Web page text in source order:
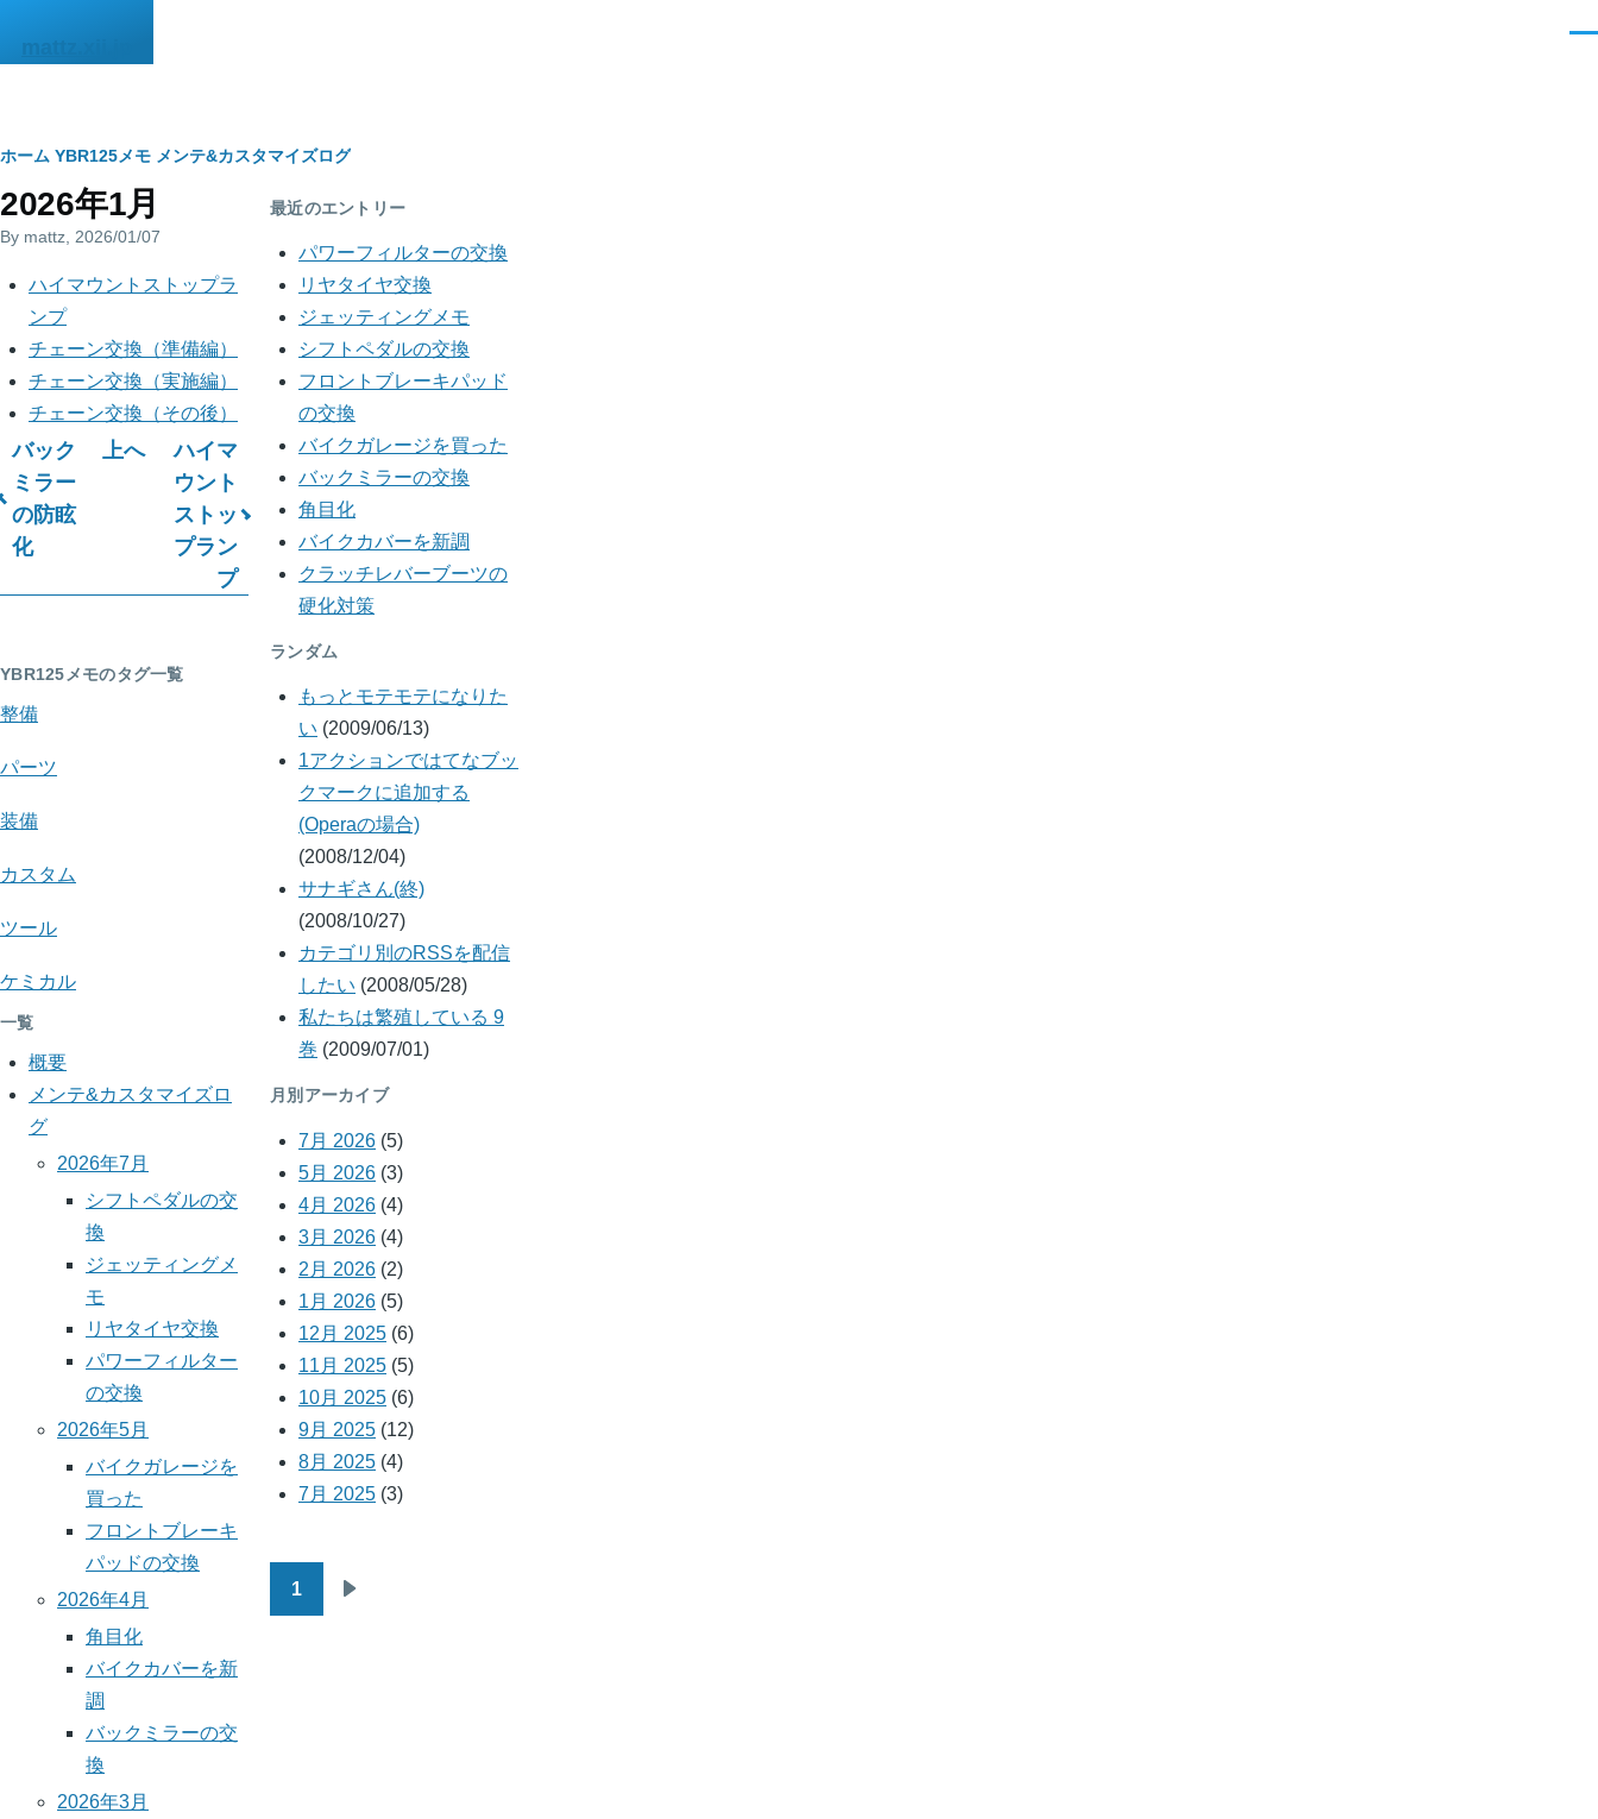
mattz.xii.jp
パ
ン
く
ず
ホーム YBR125メモ メンテ&カスタマイズログ
2026年1月
By mattz , 2026/01/07
ハイマウントストップラ
ンプ
チェーン交換（準備編）
チェーン交換（実施編）
チェーン交換（その後）
ブ
ッ
ク
横
ク:
YBR125
メ
バック
ミラー
の防眩
化
上へ
ハイマ
ウント
ストッ
プラン
プ
YBR125メモのタグ一覧
整備
パーツ
装備
カスタム
ツール
ケミカル
一覧
概要
メンテ&カスタマイズロ
グ
2026年7月
シフトペダルの交
換
ジェッティングメ
モ
リヤタイヤ交換
パワーフィルター
の交換
2026年5月
バイクガレージを
買った
フロントブレーキ
パッドの交換
2026年4月
角目化
バイクカバーを新
調
バックミラーの交
換
2026年3月
最近のエントリー
パワーフィルターの交換
リヤタイヤ交換
ジェッティングメモ
シフトペダルの交換
フロントブレーキパッド
の交換
バイクガレージを買った
バックミラーの交換
角目化
バイクカバーを新調
クラッチレバーブーツの
硬化対策
ランダム
もっとモテモテになりた
い (2009/06/13)
1アクションではてなブッ
クマークに追加する
(Operaの場合)
(2008/12/04)
サナギさん(終)
(2008/10/27)
カテゴリ別のRSSを配信
したい (2008/05/28)
私たちは繁殖している 9
巻 (2009/07/01)
月別アーカイブ
7月 2026 (5)
5月 2026 (3)
4月 2026 (4)
3月 2026 (4)
2月 2026 (2)
1月 2026 (5)
12月 2025 (6)
11月 2025 (5)
10月 2025 (6)
9月 2025 (12)
8月 2025 (4)
7月 2025 (3)
1